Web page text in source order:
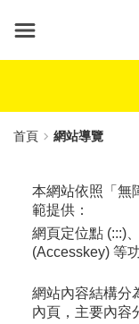
要
首頁 網站導覽
本網站依照「無
範提供：
網頁定位點 (:::)
(Accesskey) 等
網站內容結構分
內頁，主要內容